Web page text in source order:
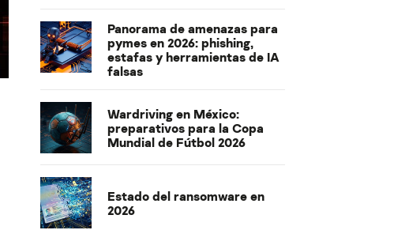
Panorama de amenazas para
pymes en 2026: phishing,
estafas y herramientas de IA
falsas
Wardriving en México:
preparativos para la Copa
Mundial de Fútbol 2026
Estado del ransomware en
2026